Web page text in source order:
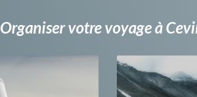
Organiser votre voyage à